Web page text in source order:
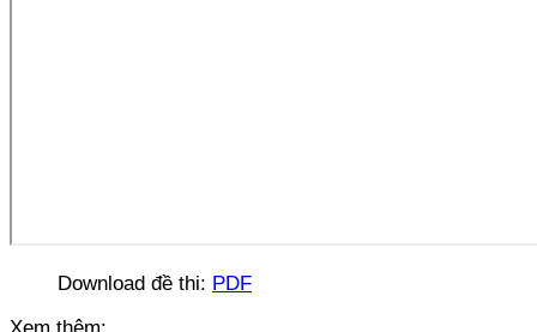
Download đề thi: PDF